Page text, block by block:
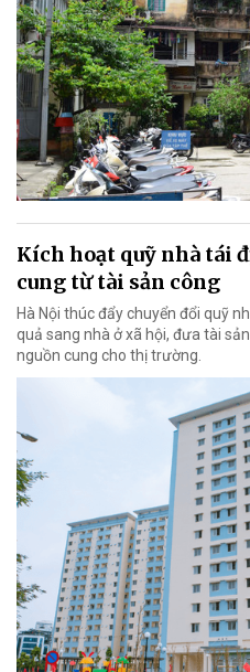
Kích hoạt quỹ nhà tái
cung từ tài sản công
Hà Nội thúc đẩy chuyển đổi quỹ
quả sang nhà ở xã hội, đưa tài
nguồn cung cho thị trường.